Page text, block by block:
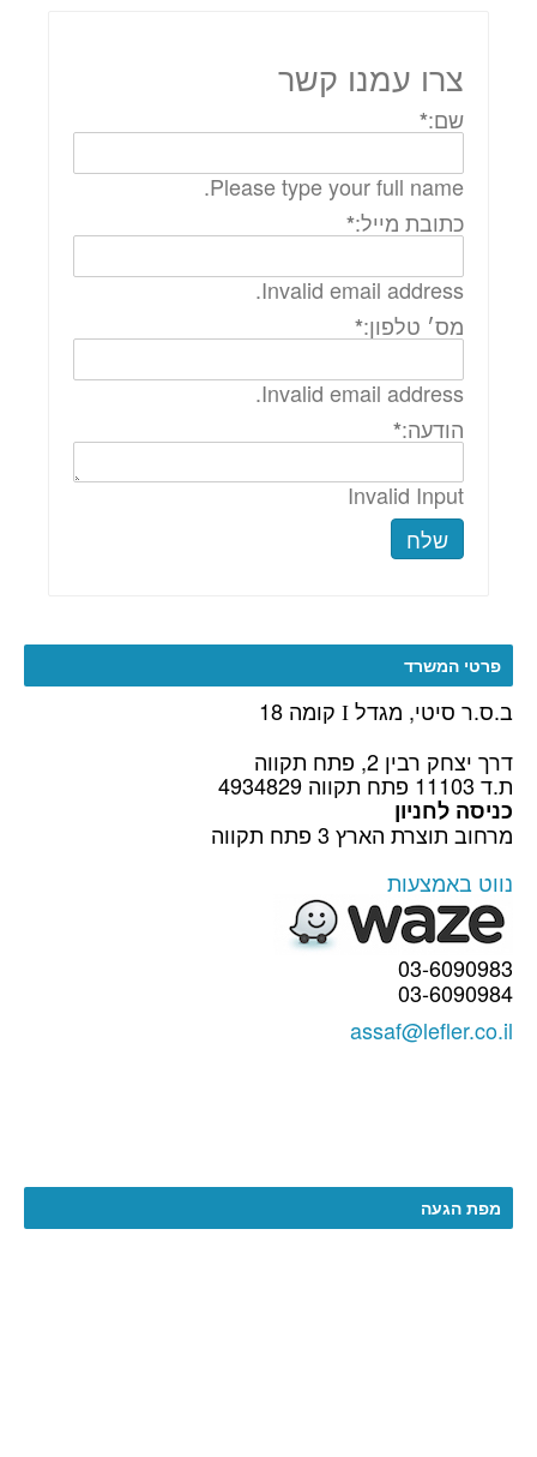
צרו עמנו קשר
שם:*
Please type your full name.
כתובת מייל:*
Invalid email address.
מס׳ טלפון:*
Invalid email address.
הודעה:*
Invalid Input
שלח
פרטי המשרד
ב.ס.ר סיטי, מגדל I קומה 18
דרך יצחק רבין 2, פתח תקווה
ת.ד 11103 פתח תקווה 4934829
כניסה לחניון
מרחוב תוצרת הארץ 3 פתח תקווה
נווט באמצעות
03-6090983
03-6090984
assaf@lefler.co.il
מפת הגעה